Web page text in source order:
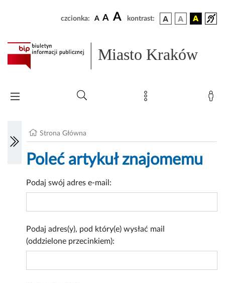
czcionka: A A A kontrast:
Miasto Kraków
Strona Główna
Poleć artykuł znajomemu
Podaj swój adres e-mail:
Podaj adres(y), pod który(e) wysłać mail
(oddzielone przecinkiem):